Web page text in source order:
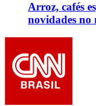
Arroz, cafés
novidades no